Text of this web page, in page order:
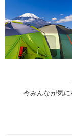
今みんなが気